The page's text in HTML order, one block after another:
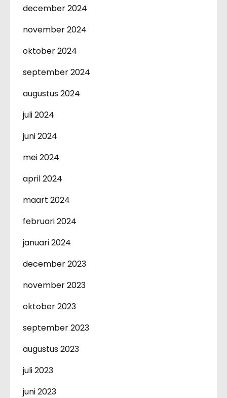
december 2024
november 2024
oktober 2024
september 2024
augustus 2024
juli 2024
juni 2024
mei 2024
april 2024
maart 2024
februari 2024
januari 2024
december 2023
november 2023
oktober 2023
september 2023
augustus 2023
juli 2023
juni 2023